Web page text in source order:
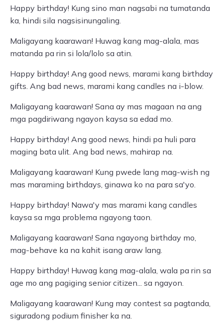
Happy birthday! Kung sino man nagsabi na tumatanda
ka, hindi sila nagsisinungaling.
Maligayang kaarawan! Huwag kang mag-alala, mas
matanda pa rin si lola/lolo sa atin.
Happy birthday! Ang good news, marami kang birthday
gifts. Ang bad news, marami kang candles na i-blow.
Maligayang kaarawan! Sana ay mas magaan na ang
mga pagdiriwang ngayon kaysa sa edad mo.
Happy birthday! Ang good news, hindi pa huli para
maging bata ulit. Ang bad news, mahirap na.
Maligayang kaarawan! Kung pwede lang mag-wish ng
mas maraming birthdays, ginawa ko na para sa'yo.
Happy birthday! Nawa'y mas marami kang candles
kaysa sa mga problema ngayong taon.
Maligayang kaarawan! Sana ngayong birthday mo,
mag-behave ka na kahit isang araw lang.
Happy birthday! Huwag kang mag-alala, wala pa rin sa
age mo ang pagiging senior citizen... sa ngayon.
Maligayang kaarawan! Kung may contest sa pagtanda,
siguradong podium finisher ka na.